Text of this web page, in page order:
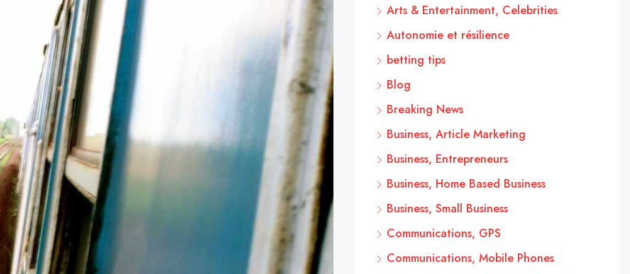
Arts & Entertainment, Celebrities
Autonomie et résilience
betting tips
Blog
Breaking News
Business, Article Marketing
Business, Entrepreneurs
Business, Home Based Business
Business, Small Business
Communications, GPS
Communications, Mobile Phones